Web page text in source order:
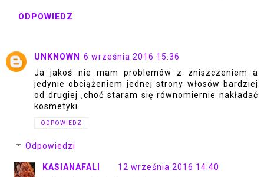
ODPOWIEDZ
UNKNOWN
6 września 2016 15:36
Ja jakoś nie mam problemów z zniszczeniem a
jedynie obciążeniem jednej strony włosów bardziej
od drugiej ,choć staram się równomiernie nakładać
kosmetyki.
ODPOWIEDZ
Odpowiedzi
KASIANAFALI
12 września 2016 14:40